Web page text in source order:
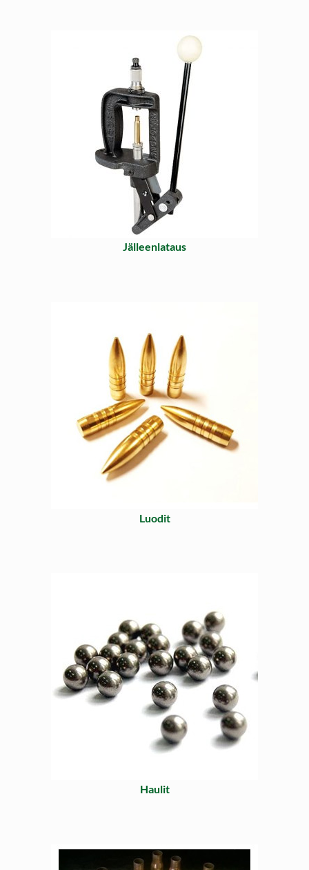
Jälleenlataus
Luodit
Haulit